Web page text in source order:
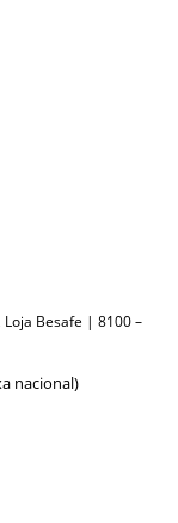
Loja Besafe | 8100 –
nacional)